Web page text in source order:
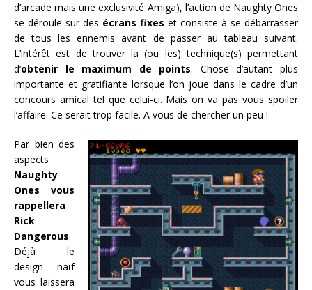
d’arcade mais une exclusivité Amiga), l’action de Naughty Ones
se déroule sur des écrans fixes et consiste à se débarrasser
de tous les ennemis avant de passer au tableau suivant.
L’intérêt est de trouver la (ou les) technique(s) permettant
d’obtenir le maximum de points. Chose d’autant plus
importante et gratifiante lorsque l’on joue dans le cadre d’un
concours amical tel que celui-ci. Mais on va pas vous spoiler
l’affaire. Ce serait trop facile. A vous de chercher un peu !
Par bien des
aspects
Naughty
Ones vous
rappellera
Rick
Dangerous.
Déjà le
design naïf
vous laissera